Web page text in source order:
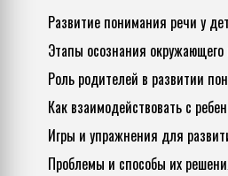
Развитие понимания речи у
Этапы осознания окружающего
Роль родителей в развитии
Как взаимодействовать с
Игры и упражнения для
Проблемы и способы их